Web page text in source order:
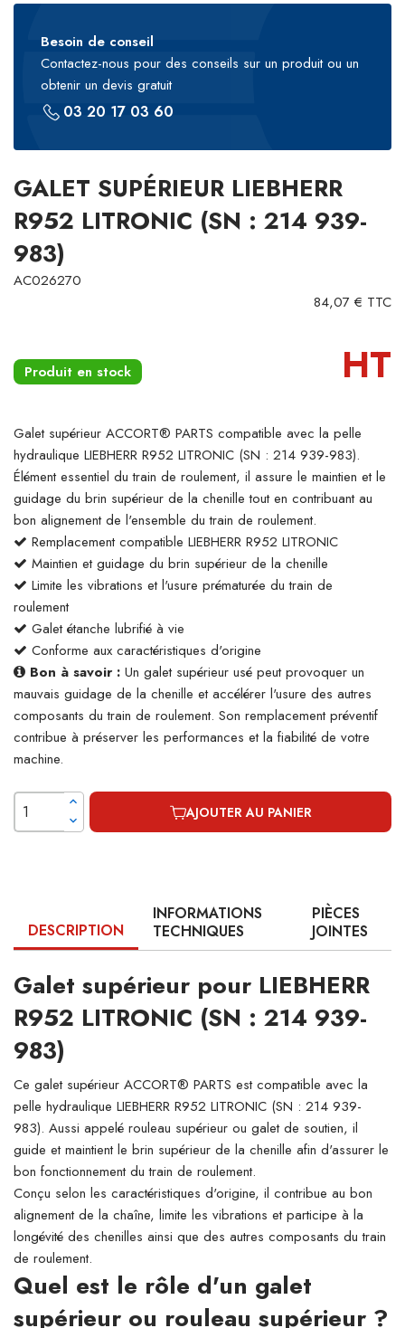
Besoin de conseil
Contactez-nous pour des conseils sur un produit ou un
obtenir un devis gratuit
03 20 17 03 60
GALET SUPÉRIEUR LIEBHERR
R952 LITRONIC (SN : 214 939-
983)
AC026270
84,07 € TTC
Produit en stock HT
Galet supérieur ACCORT® PARTS compatible avec la pelle
hydraulique LIEBHERR R952 LITRONIC (SN : 214 939-983).
Élément essentiel du train de roulement, il assure le maintien et le
guidage du brin supérieur de la chenille tout en contribuant au
bon alignement de l'ensemble du train de roulement.
Remplacement compatible LIEBHERR R952 LITRONIC
Maintien et guidage du brin supérieur de la chenille
Limite les vibrations et l'usure prématurée du train de
roulement
Galet étanche lubrifié à vie
Conforme aux caractéristiques d'origine
Bon à savoir : Un galet supérieur usé peut provoquer un
mauvais guidage de la chenille et accélérer l'usure des autres
composants du train de roulement. Son remplacement préventif
contribue à préserver les performances et la fiabilité de votre
machine.
AJOUTER AU PANIER
DESCRIPTION
INFORMATIONS
TECHNIQUES
PIÈCES
JOINTES
Galet supérieur pour LIEBHERR
R952 LITRONIC (SN : 214 939-
983)
Ce galet supérieur ACCORT® PARTS est compatible avec la
pelle hydraulique LIEBHERR R952 LITRONIC (SN : 214 939-
983). Aussi appelé rouleau supérieur ou galet de soutien, il
guide et maintient le brin supérieur de la chenille afin d'assurer le
bon fonctionnement du train de roulement.
Conçu selon les caractéristiques d'origine, il contribue au bon
alignement de la chaîne, limite les vibrations et participe à la
longévité des chenilles ainsi que des autres composants du train
de roulement.
Quel est le rôle d'un galet
supérieur ou rouleau supérieur ?